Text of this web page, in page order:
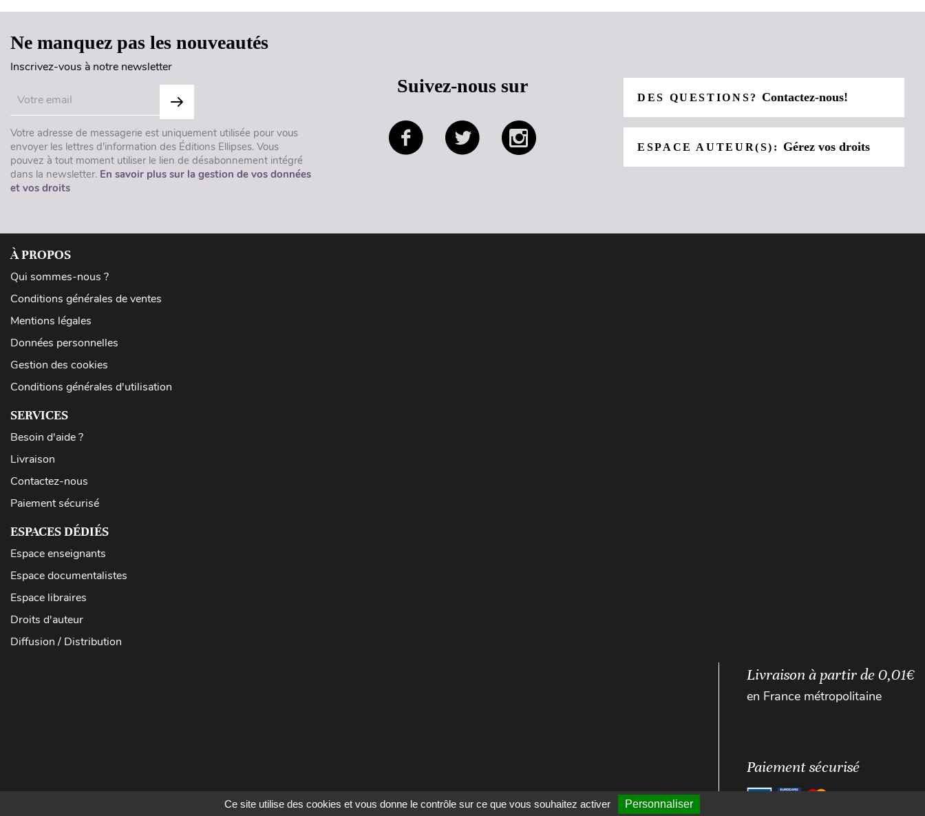
Ne manquez pas les nouveautés
Inscrivez-vous à notre newsletter
Votre adresse de messagerie est uniquement utilisée pour vous
envoyer les lettres d'information des Éditions Ellipses. Vous
pouvez à tout moment utiliser le lien de désabonnement intégré
dans la newsletter. En savoir plus sur la gestion de vos données
et vos droits
Suivez-nous sur
DES QUESTIONS?Contactez-nous!
ESPACE AUTEUR(S): Gérez vos droits
À PROPOS
Qui sommes-nous ?
Conditions générales de ventes
Mentions légales
Données personnelles
Gestion des cookies
Conditions générales d'utilisation
SERVICES
Besoin d'aide ?
Livraison
Contactez-nous
Paiement sécurisé
ESPACES DÉDIÉS
Espace enseignants
Espace documentalistes
Espace libraires
Droits d'auteur
Diffusion / Distribution
Livraison à partir de 0,01€
en France métropolitaine
Paiement sécurisé
Ce site utilise des cookies et vous donne le contrôle sur ce que vous souhaitez activer Personnaliser